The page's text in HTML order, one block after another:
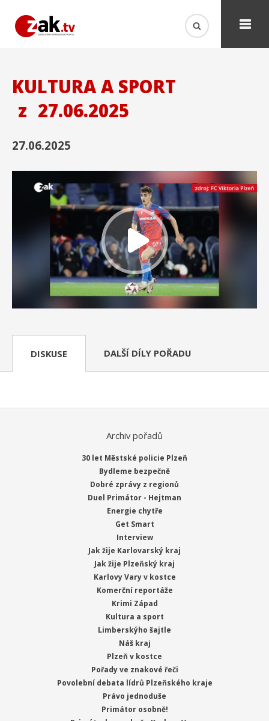
KULTURA A SPORT
z 27.06.2025
27.06.2025
DISKUSE DALŠÍ DÍLY POŘADU
Archiv pořadů
30 let Městské policie Plzeň
Bydleme bezpečně
Dobré zprávy z regionů
Duel Primátor - Hejtman
Energie chytře
Get Smart
Interview
Jak žije Karlovarský kraj
Jak žije Plzeňský kraj
Karlovy Vary v kostce
Komerční reportáže
Krimi Západ
Kultura a sport
Limberskýho šajtle
Náš kraj
Plzeň v kostce
Pořady ve znakové řeči
Povolební debata lídrů Plzeňského kraje
Právo jednoduše
Primátor osobně!